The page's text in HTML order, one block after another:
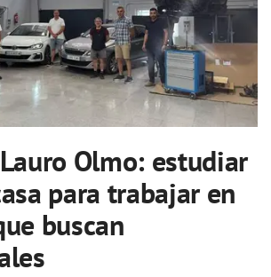
Olmo: estudiar
para trabajar en
buscan